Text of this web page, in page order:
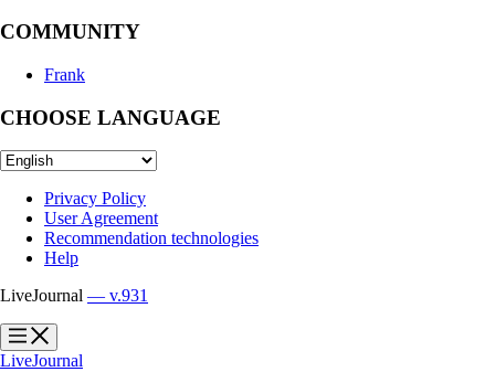
COMMUNITY
Frank
CHOOSE LANGUAGE
Privacy Policy
User Agreement
Recommendation technologies
Help
LiveJournal — v.931
?
?
LiveJournal